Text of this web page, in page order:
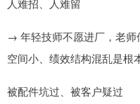
人难招、人难留
→ 年轻技师不愿进厂，老师
空间小、绩效结构混乱是根
被配件坑过、被客户疑过